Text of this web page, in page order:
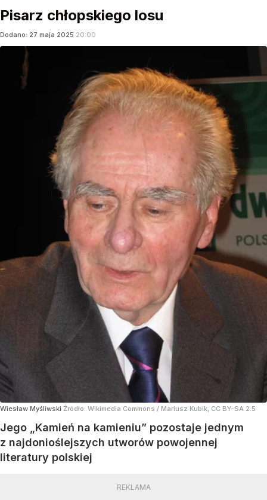
Pisarz chłopskiego losu
Dodano: 27 maja 2025 20:00
Wiesław Myśliwski Źródło: Wikimedia Commons / Mariusz Kubik, CC BY-SA 2.5
Jego „Kamień na kamieniu” pozostaje jednym
z najdonioślejszych utworów powojennej
literatury polskiej